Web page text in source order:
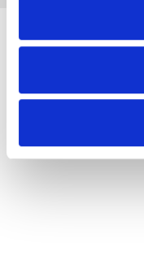
Lisää asiaa